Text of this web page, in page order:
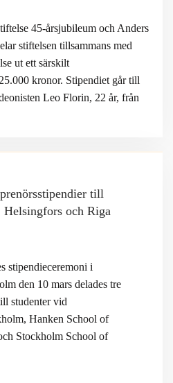
45-årsjubileum och Anders
stiftelsen tillsammans med
ut ett särskilt
kronor. Stipendiet går till
Leo Florin, 22 år, från
till
och Riga
stipendieceremoni i
den 10 mars delades tre
studenter vid
Hanken School of
Stockholm School of